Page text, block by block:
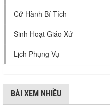
Cử Hành Bí Tích
Sinh Hoạt Giáo Xứ
Lịch Phụng Vụ
BÀI XEM NHIỀU